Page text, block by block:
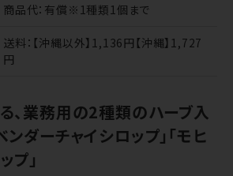
商品代：有償※1種類1個まで
送料：【沖縄以外】1,136円【沖縄】1,727
円
、業務用の2種類のハーブ入
ンダーチャイシロップ」「モヒ
プ」